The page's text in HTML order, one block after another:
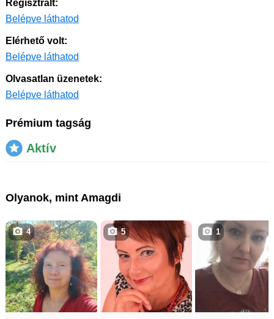
Regisztrált:
Belépve láthatod
Elérhető volt:
Belépve láthatod
Olvasatlan üzenetek:
Belépve láthatod
Prémium tagság
Aktív
Olyanok, mint Amagdi
4 5 1